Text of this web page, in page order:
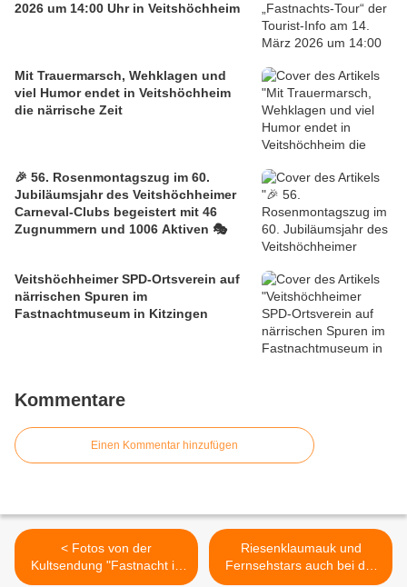
2026 um 14:00 Uhr in Veitshöchheim
Mit Trauermarsch, Wehklagen und
viel Humor endet in Veitshöchheim
die närrische Zeit
🎉 56. Rosenmontagszug im 60.
Jubiläumsjahr des Veitshöchheimer
Carneval-Clubs begeistert mit 46
Zugnummern und 1006 Aktiven 🎭
Veitshöchheimer SPD-Ortsverein auf
närrischen Spuren im
Fastnachtmuseum in Kitzingen
Kommentare
Einen Kommentar hinzufügen
< Fotos von der
Kultsendung "Fastnacht in
Franken"
Riesenklaumauk und
Fernsehstars auch bei der
zweiten Fränkischen